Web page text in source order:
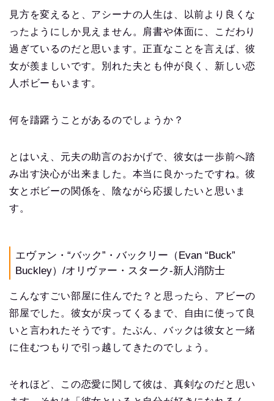
見方を変えると、アシーナの人生は、以前より良くな
ったようにしか見えません。肩書や体面に、こだわり
過ぎているのだと思います。正直なことを言えば、彼
女が羨ましいです。別れた夫とも仲が良く、新しい恋
人ボビーもいます。
何を躊躇うことがあるのでしょうか？
とはいえ、元夫の助言のおかげで、彼女は一歩前へ踏
み出す決心が出来ました。本当に良かったですね。彼
女とボビーの関係を、陰ながら応援したいと思いま
す。
エヴァン・“バック”・バックリー（Evan “Buck”
Buckley）/オリヴァー・スターク-新人消防士
こんなすごい部屋に住んでた？と思ったら、アビーの
部屋でした。彼女が戻ってくるまで、自由に使って良
いと言われたそうです。たぶん、バックは彼女と一緒
に住むつもりで引っ越してきたのでしょう。
それほど、この恋愛に関して彼は、真剣なのだと思い